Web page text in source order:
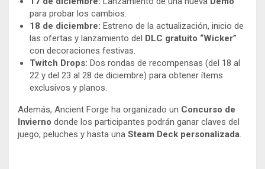
para probar los cambios.
18 de diciembre: Estreno de la actualización, inicio de
las ofertas y lanzamiento del
DLC gratuito “Wicker”
con decoraciones festivas.
Twitch Drops: Dos rondas de recompensas (del 18 al
22 y del 23 al 28 de diciembre) para obtener ítems
exclusivos y planos.
Además, Ancient Forge ha organizado un Concurso de
Invierno donde los participantes podrán ganar claves del
juego, peluches y hasta una Steam Deck personalizada.